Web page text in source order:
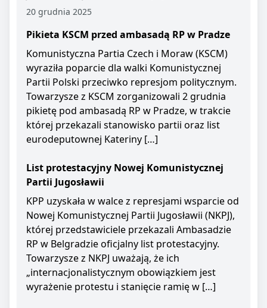
20 grudnia 2025
Pikieta KSCM przed ambasadą RP w Pradze
Komunistyczna Partia Czech i Moraw (KSCM)
wyraziła poparcie dla walki Komunistycznej
Partii Polski przeciwko represjom politycznym.
Towarzysze z KSCM zorganizowali 2 grudnia
pikietę pod ambasadą RP w Pradze, w trakcie
której przekazali stanowisko partii oraz list
eurodeputownej Kateriny […]
List protestacyjny Nowej Komunistycznej
Partii Jugosławii
KPP uzyskała w walce z represjami wsparcie od
Nowej Komunistycznej Partii Jugosławii (NKPJ),
której przedstawiciele przekazali Ambasadzie
RP w Belgradzie oficjalny list protestacyjny.
Towarzysze z NKPJ uważają, że ich
„internacjonalistycznym obowiązkiem jest
wyrażenie protestu i stanięcie ramię w […]